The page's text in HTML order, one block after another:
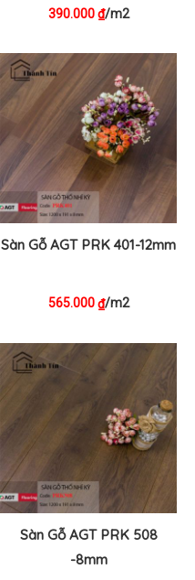
390.000₫/m2
Sàn Gỗ AGT PRK 401-12mm
565.000₫/m2
Sàn Gỗ AGT PRK 508
-8mm